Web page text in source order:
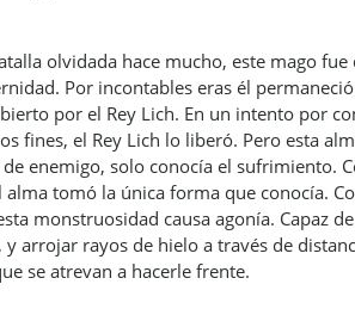
olvidada hace mucho, este mago
Por incontables eras él
por el Rey Lich. En un intento por
fines, el Rey Lich lo liberó. Pero esta
enemigo, solo conocía el sufrimiento.
tomó la única forma que conocía.
monstruosidad causa agonía. Capaz
y arrojar rayos de hielo a través de
se atrevan a hacerle frente.